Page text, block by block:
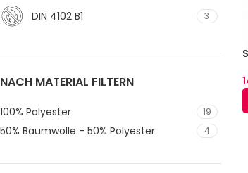
DIN 4102 B1 3
NACH MATERIAL FILTERN
100% Polyester 19
50% Baumwolle - 50% Polyester 4